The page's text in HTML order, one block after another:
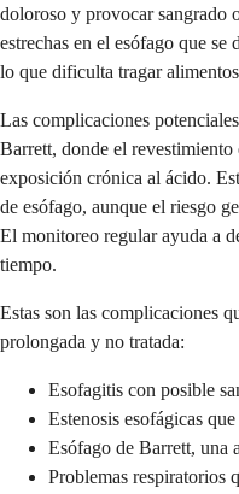
doloroso y provocar sangrado
estrechas en el esófago que
lo que dificulta tragar
Las complicaciones
Barrett, donde el revestimiento
exposición crónica al ácido.
de esófago, aunque el riesgo
El monitoreo regular ayuda a
tiempo.
Estas son las complicaciones
prolongada y no tratada:
Esofagitis con posible
Estenosis esofágicas
Esófago de Barrett, una
Problemas respiratorios